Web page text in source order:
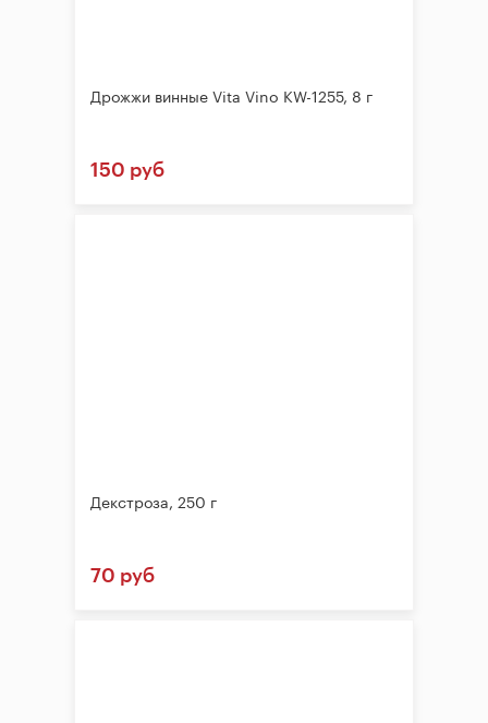
Дрожжи винные Vita Vino KW-1255, 8 г
150 руб
Декстроза, 250 г
70 руб